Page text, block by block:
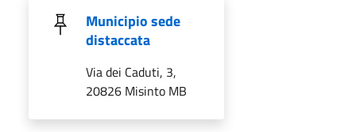
Municipio sede
distaccata
Via dei Caduti, 3,
20826 Misinto MB